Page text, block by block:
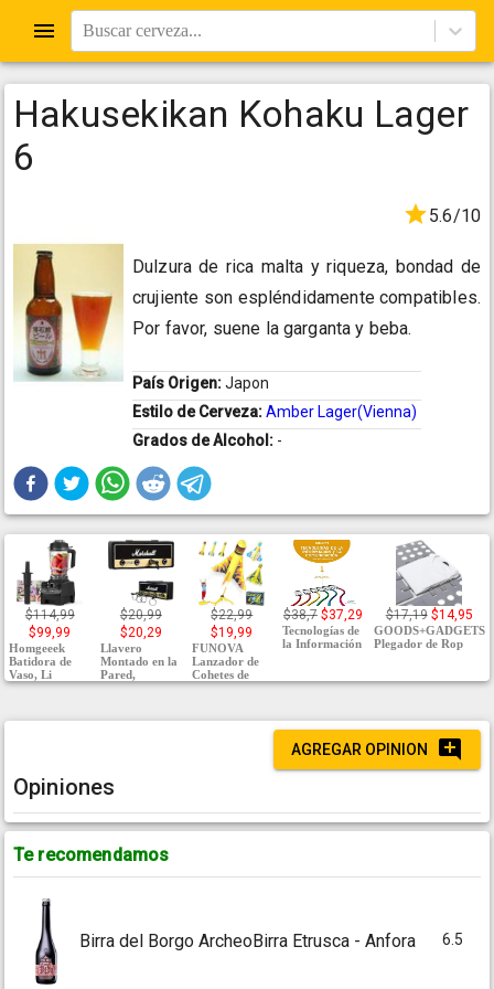
Buscar cerveza...
Hakusekikan Kohaku Lager
6
5.6/10
Dulzura de rica malta y riqueza, bondad de
crujiente son espléndidamente compatibles.
Por favor, suene la garganta y beba.
País Origen:Japon
Estilo de Cerveza:Amber Lager(Vienna)
Grados de Alcohol: -
$114,99
$99,99
Homgeeek
Batidora de
Vaso, Li
$20,99
$20,29
Llavero
Montado en la
Pared,
$22,99
$19,99
FUNOVA
Lanzador de
Cohetes de
$38,7 $37,29
Tecnologías de
la Información
$17,19 $14,95
GOODS+GADGETS
Plegador de Rop
AGREGAR OPINION
Opiniones
Te recomendamos
Birra del Borgo ArcheoBirra Etrusca - Anfora 6.5